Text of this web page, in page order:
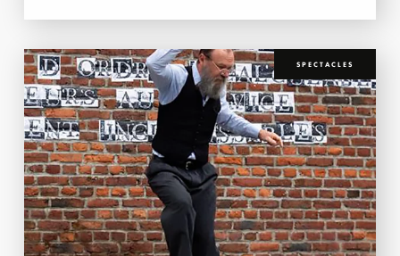
SPECTACLES